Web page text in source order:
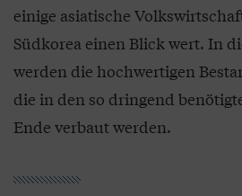
einige asiatische
Südkorea einen Blick wert. In
werden die hochwertigen
die in den so dringend
Ende verbaut werden.